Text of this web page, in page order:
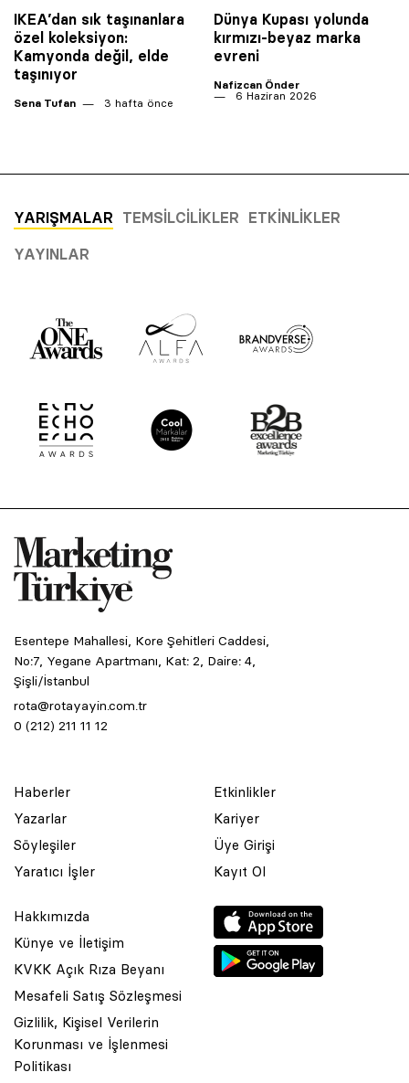
IKEA’dan sık taşınanlara
özel koleksiyon:
Kamyonda değil, elde
taşınıyor
Sena Tufan 3 hafta önce
Dünya Kupası yolunda
kırmızı-beyaz marka
evreni
Nafizcan Önder
6 Haziran 2026
YARIŞMALAR TEMSILCILIKLER ETKINLIKLER
YAYINLAR
Esentepe Mahallesi, Kore Şehitleri Caddesi,
No:7, Yegane Apartmanı, Kat: 2, Daire: 4,
Şişli/İstanbul
rota@rotayayin.com.tr
0 (212) 211 11 12
Haberler
Yazarlar
Söyleşiler
Yaratıcı İşler
Etkinlikler
Kariyer
Üye Girişi
Kayıt Ol
Hakkımızda
Künye ve İletişim
KVKK Açık Rıza Beyanı
Mesafeli Satış Sözleşmesi
Gizlilik, Kişisel Verilerin
Korunması ve İşlenmesi
Politikası
© 2001 Rota Yayın Yapım Tanıtım Tic. Ltd. Şti. Bu Sitede Bulunan